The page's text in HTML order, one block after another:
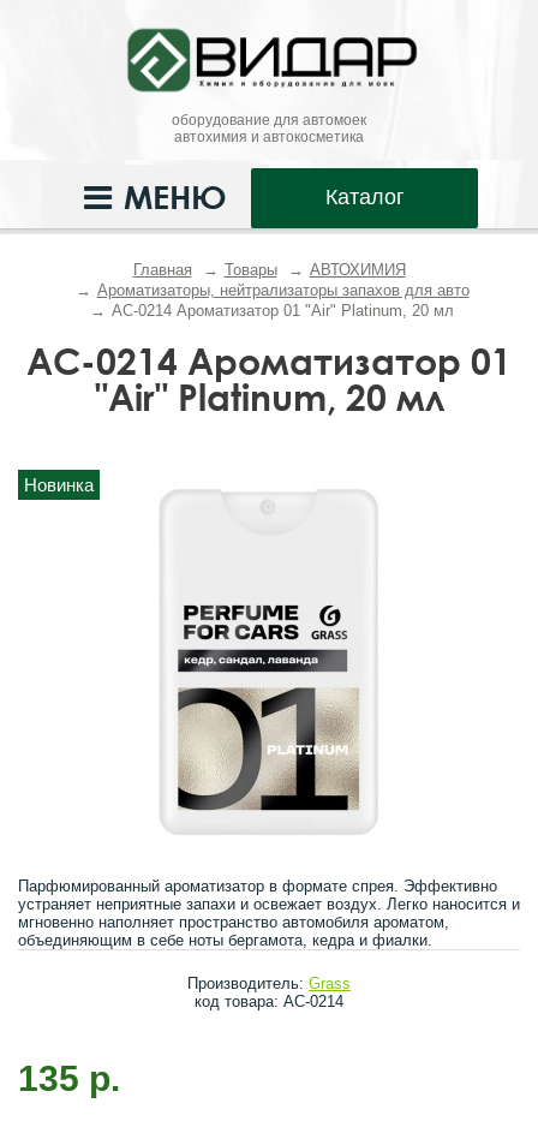
оборудование для автомоек
автохимия и автокосметика
Каталог
МЕНЮ
Главная Товары
АВТОХИМИЯ
Ароматизаторы, нейтрализаторы запахов для авто
AC-0214 Ароматизатор 01 "Air" Platinum, 20 мл
AC-0214 Ароматизатор 01
"Air" Platinum, 20 мл
Новинка
Парфюмированный ароматизатор в формате спрея. Эффективно
устраняет неприятные запахи и освежает воздух. Легко наносится и
мгновенно наполняет пространство автомобиля ароматом,
объединяющим в себе ноты бергамота, кедра и фиалки.
Производитель: Grass
код товара: AC-0214
135 р.